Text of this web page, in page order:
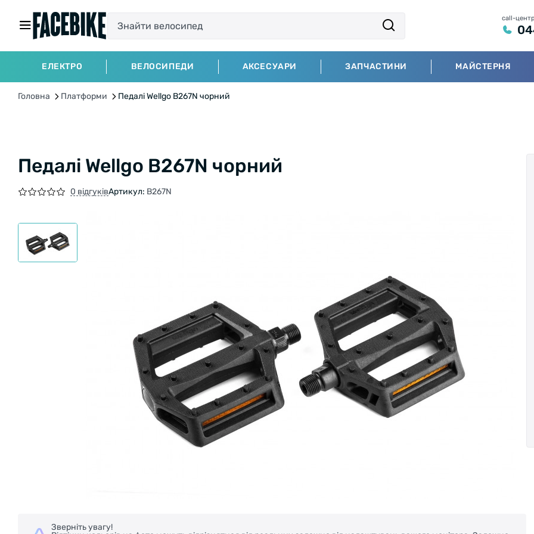
call-центр
ЕЛЕКТРО ВЕЛОСИПЕДИ АКСЕСУАРИ ЗАПЧАСТИНИ МАЙСТЕРНЯ
Головна Платформи Педалі Wellgo B267N чорний
Педалі Wellgo B267N чорний
0 відгуківАртикул: B267N
Зверніть увагу!